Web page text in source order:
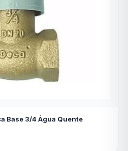
Base 3/4 Água Quente